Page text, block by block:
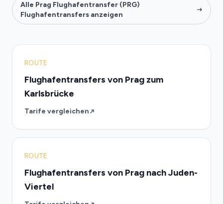
Alle Prag Flughafentransfer (PRG)
Flughafentransfers anzeigen
ROUTE
Flughafentransfers von Prag zum
Karlsbrücke
Tarife vergleichen
ROUTE
Flughafentransfers von Prag nach Juden-
Viertel